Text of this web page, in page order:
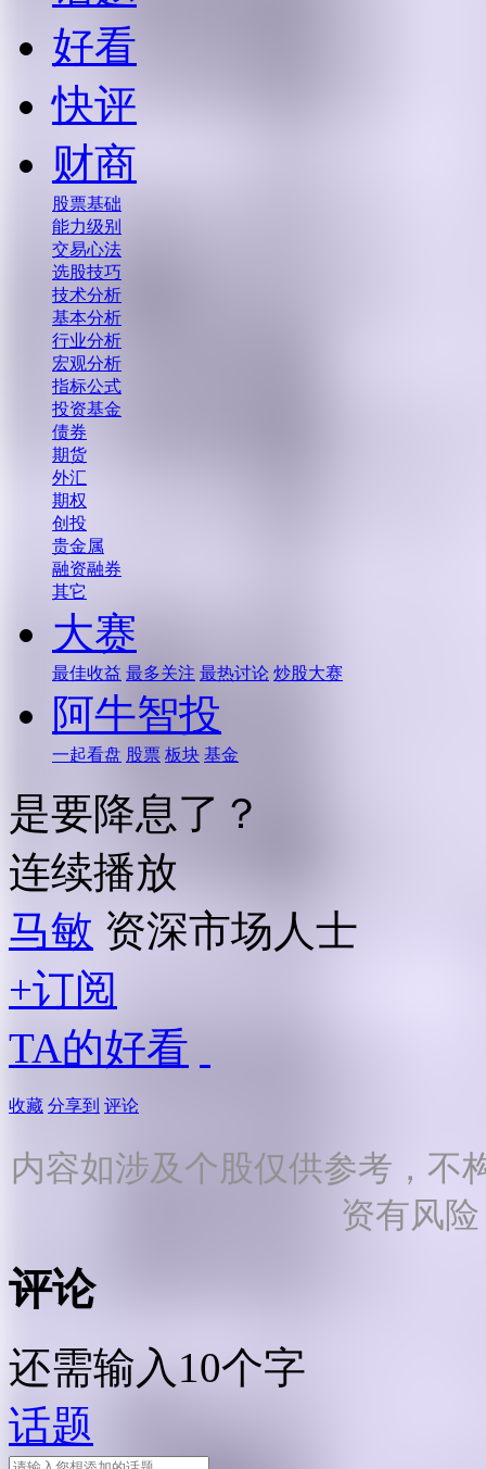
好看
快评
财商
股票基础
能力级别
交易心法
选股技巧
技术分析
基本分析
行业分析
宏观分析
指标公式
投资基金
债券
期货
外汇
期权
创投
贵金属
融资融券
其它
大赛
最佳收益 最多关注 最热讨论 炒股大赛
阿牛智投
一起看盘 股票 板块 基金
是要降息了？
连续播放
马敏 资深市场人士
+订阅
TA的好看
收藏 分享到 评论
内容如涉及个股仅供参考，不
资有风
评论
还需输入10个字
话题